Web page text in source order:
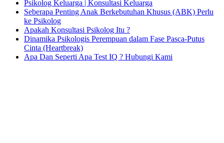
Psikolog Keluarga | Konsultasi Keluarga
Seberapa Penting Anak Berkebutuhan Khusus (ABK) Perlu
ke Psikolog
Apakah Konsultasi Psikolog Itu ?
Dinamika Psikologis Perempuan dalam Fase Pasca-Putus
Cinta (Heartbreak)
Apa Dan Seperti Apa Test IQ ? Hubungi Kami